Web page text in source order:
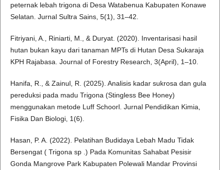
peternak lebah trigona di Desa Watabenua Kabupaten Konawe
Selatan. Jurnal Sultra Sains, 5(1), 31–42.
Fitriyani, A., Riniarti, M., & Duryat. (2020). Inventarisasi hasil
hutan bukan kayu dari tanaman MPTs di Hutan Desa Sukaraja
KPH Rajabasa. Journal of Forestry Research, 3(April), 1–10.
Hanifa, R., & Zainul, R. (2025). Analisis kadar sukrosa dan gula
pereduksi pada madu Trigona (Stingless Bee Honey)
menggunakan metode Luff Schoorl. Jurnal Pendidikan Kimia,
Fisika Dan Biologi, 1(6).
Hasan, P. A. (2022). Pelatihan Budidaya Lebah Madu Tidak
Bersengat ( Trigona sp .) Pada Komunitas Sahabat Pesisir
Gonda Mangrove Park Kabupaten Polewali Mandar Provinsi